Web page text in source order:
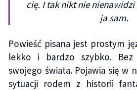
cię. I tak nikt nie
ja sam.
Powieść pisana jest prostym
lekko i bardzo szybko.
swojego świata. Pojawia się w
sytuacji rodem z historii